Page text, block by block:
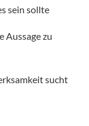
sein sollte
Aussage zu
sucht